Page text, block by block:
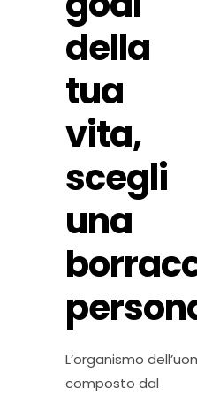
della
tua
vita,
scegli
una
L’organismo
composto dal